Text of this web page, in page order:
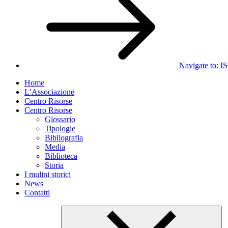
Navigate to:
Home
L’Associazione
Centro Risorse
Centro Risorse
Glossario
Tipologie
Bibliografia
Media
Biblioteca
Storia
I mulini storici
News
Contatti